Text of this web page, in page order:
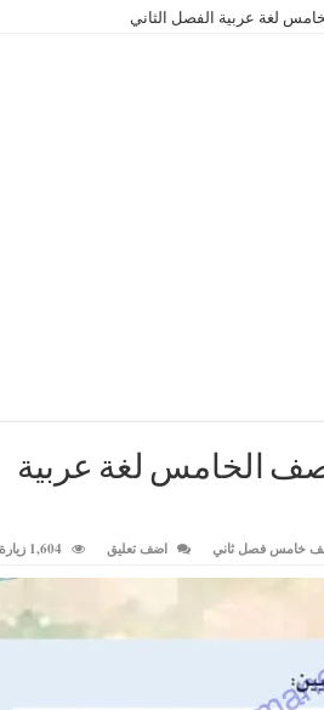
لغة عربية الفصل الثاني
الخامس لغة عربية
خامس فصل ثاني اضف تعليق 1,604 زيارة